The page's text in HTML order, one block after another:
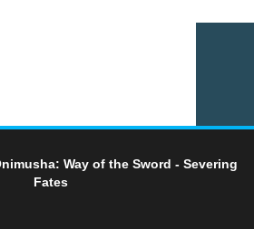
Way of the Sword - Severing
Fates